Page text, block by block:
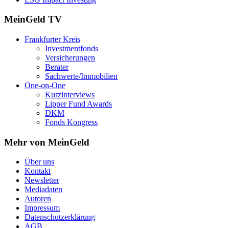
MeinGeld TV
Frankfurter Kreis
Investmentfonds
Versicherungen
Berater
Sachwerte/Immobilien
One-on-One
Kurzinterviews
Lipper Fund Awards
DKM
Fonds Kongress
Mehr von MeinGeld
Über uns
Kontakt
Newsletter
Mediadaten
Autoren
Impressum
Datenschutzerklärung